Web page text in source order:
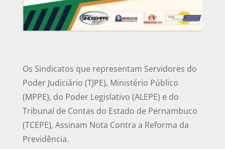
Os Sindicatos que representam Servidores do
Poder Judiciário (TJPE), Ministério Público
(MPPE), do Poder Legislativo (ALEPE) e do
Tribunal de Contas do Estado de Pernambuco
(TCEPE), Assinam Nota Contra a Reforma da
Previdência.